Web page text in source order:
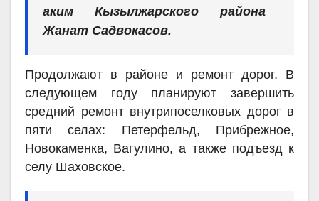
аким Кызылжарского района
Жанат Садвокасов.
Продолжают в районе и ремонт дорог. В
следующем году планируют завершить
средний ремонт внутрипоселковых дорог в
пяти селах: Петерфельд, Прибрежное,
Новокаменка, Вагулино, а также подъезд к
селу Шаховское.